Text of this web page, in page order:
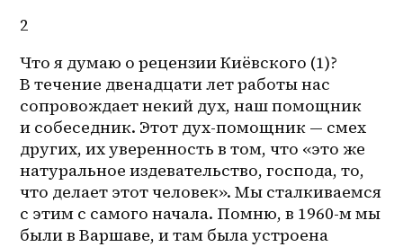
2
Что я думаю о рецензии Киёвского (1)?
В течение двенадцати лет работы нас
сопровождает некий дух, наш помощник
и собеседник. Этот дух-помощник — смех
других, их уверенность в том, что «это же
натуральное издевательство, господа, то,
что делает этот человек». Мы сталкиваемся
с этим с самого начала. Помню, в 1960-м мы
были в Варшаве, и там была устроена